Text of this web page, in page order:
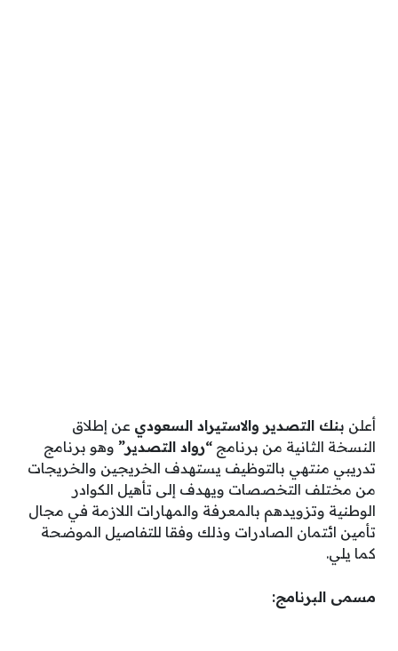
أعلن بنك التصدير والاستيراد السعودي عن إطلاق
النسخة الثانية من برنامج “رواد التصدير” وهو برنامج
تدريبي منتهي بالتوظيف يستهدف الخريجين والخريجات
من مختلف التخصصات ويهدف إلى تأهيل الكوادر
الوطنية وتزويدهم بالمعرفة والمهارات اللازمة في مجال
تأمين ائتمان الصادرات وذلك وفقا للتفاصيل الموضحة
كما يلي.
مسمى البرنامج: